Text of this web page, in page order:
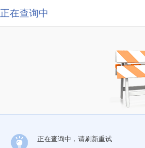
正在查询中
正在查询中，请刷新重试